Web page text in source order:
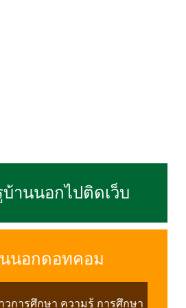
านนอกไปติดเว็บ
นอกดอทคอม
วการศึกษา ความรู้ การศึกษา